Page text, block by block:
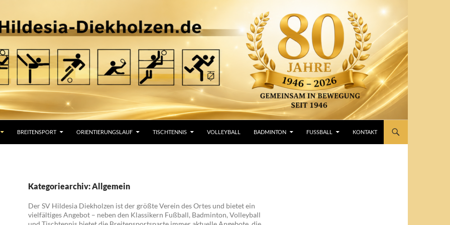
BREITENSPORT ORIENTIERUNGSLAUF TISCHTENNIS VOLLEYBALL BADMINTON FUSSBALL KONTAKT
Kategoriearchiv: Allgemein
Der SV Hildesia Diekholzen ist der größte Verein des Ortes und bietet ein
vielfältiges Angebot – neben den Klassikern Fußball, Badminton, Volleyball